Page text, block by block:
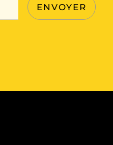
ENVOYER